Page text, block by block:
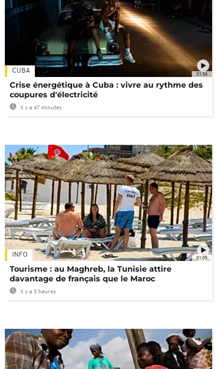
01:54
CUBA
Crise énergétique à Cuba : vivre au rythme des
coupures d'électricité
Il y a 47 minutes
01:01
INFO
Tourisme : au Maghreb, la Tunisie attire
davantage de français que le Maroc
Il y a 3 heures